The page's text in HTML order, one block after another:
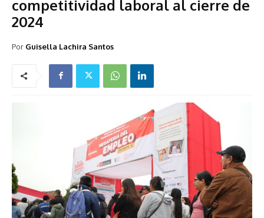
competitividad laboral al cierre de
2024
Por Guisella Lachira Santos